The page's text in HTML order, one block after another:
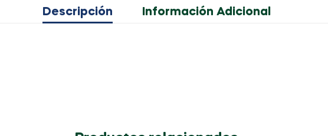
Descripción Información Adicional